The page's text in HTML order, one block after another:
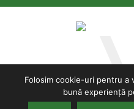
Folosim cookie-uri pentru a
bună experiență